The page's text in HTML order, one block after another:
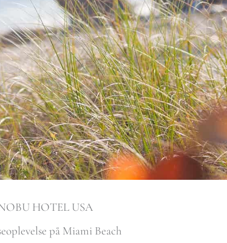
HOTEL USA
på Miami Beach